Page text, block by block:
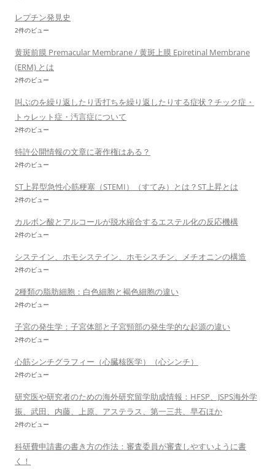
レプチン発見史
2件のビュー
黄斑前膜 Premacular Membrane / 黄斑上膜 Epiretinal Membrane
(ERM) とは
2件のビュー
叫ぶのを繰り返したり舌打ちを繰り返したりする症状？チック症・
トゥレット症・汚言症について
2件のビュー
特許公開情報の文章に著作権はある？
2件のビュー
ST上昇型急性心筋梗塞（STEMI）（すてみ）とは？ST上昇とは
2件のビュー
カルボン酸とアルコールが脱水縮合するエステル化の反応機構
2件のビュー
システイン、ホモシステイン、ホモシスチン、メチオニンの構造
2件のビュー
2種類の脂肪細胞：白色細胞と褐色細胞の違い
2件のビュー
子宮の発生学：子宮体部と子宮頸部の発生学的な起源の違い
2件のビュー
心筋シンチグラフィー（心臓核医学）（心シンチ）
2件のビュー
研究医や研究者のための海外研究留学助成情報：HFSP、JSPS海外学
振、武田、内藤、上原、アステラス、第一三共、早石ほか
2件のビュー
科研費申請書の書き方の作法：審査委員が審査しやすいように書
く！